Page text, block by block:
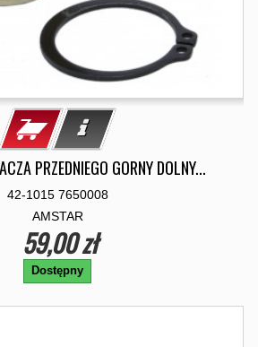
PRZEDNIEGO GORNY DOLNY...
42-1015 7650008
AMSTAR
59,00 zł
Dostępny